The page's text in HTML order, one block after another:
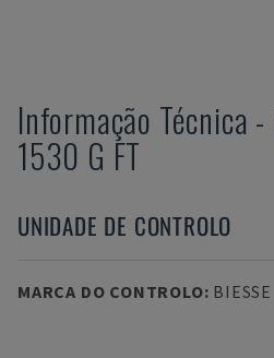
Informação Técnica -
1530 G FT
UNIDADE DE CONTROLO
MARCA DO CONTROLO: BIESSE